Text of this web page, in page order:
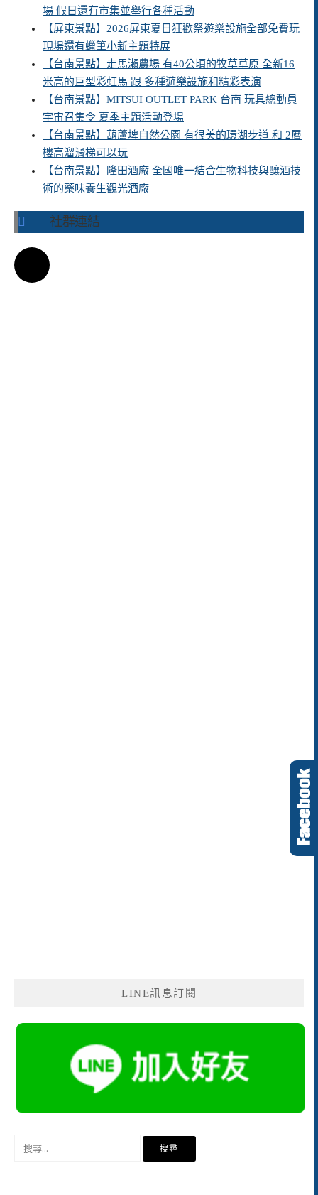
場 假日還有市集並舉行各種活動
【屏東景點】2026屏東夏日狂歡祭遊樂設施全部免費玩
現場還有蠟筆小新主題特展
【台南景點】走馬瀨農場 有40公頃的牧草草原 全新16
米高的巨型彩虹馬 跟 多種遊樂設施和精彩表演
【台南景點】MITSUI OUTLET PARK 台南 玩具總動員
宇宙召集令 夏季主題活動登場
【台南景點】葫蘆埤自然公園 有很美的環湖步道 和 2層
樓高溜滑梯可以玩
【台南景點】隆田酒廠 全國唯一結合生物科技與釀酒技
術的藥味養生觀光酒廠
社群連結
LINE訊息訂閱